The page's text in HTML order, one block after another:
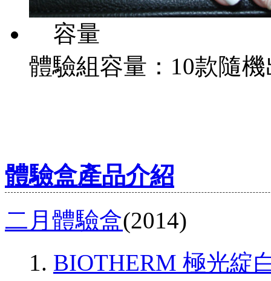
容量
體驗組容量：10款隨
體驗盒產品介紹
二月體驗盒(2014)
BIOTHERM 極光綻